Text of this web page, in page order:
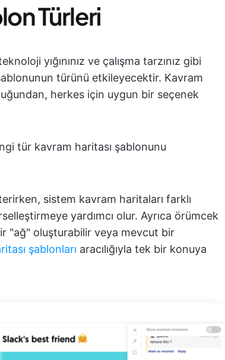
Türleri
yığınınız ve çalışma tarzınız gibi
türünü etkileyecektir. Kavram
herkes için uygun bir seçenek
tür kavram haritası şablonunu
sistem kavram haritaları farklı
yardımcı olur. Ayrıca örümcek
"ağ" oluşturabilir veya mevcut bir
şablonları aracılığıyla tek bir konuya